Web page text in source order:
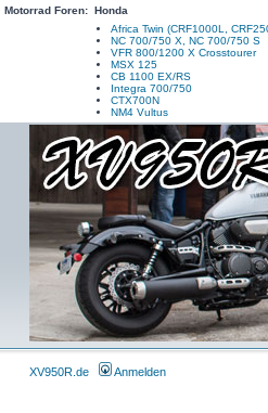
Motorrad Foren: Honda
Africa Twin (CRF1000L,
NC 700/750 X, NC 700/750 S
VFR 800/1200 X Crosstourer
MSX 125
CB 1100 EX/RS
Integra 700/750
CTX700N
NM4 Vultus
XV950R.de Anmelden